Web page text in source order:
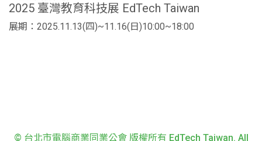
2025 臺灣教育科技展 EdTech Taiwan
展期：2025.11.13(四)~11.16(日)10:00~18:00
© 台北市電腦商業同業公會 版權所有 EdTech Taiwan. All